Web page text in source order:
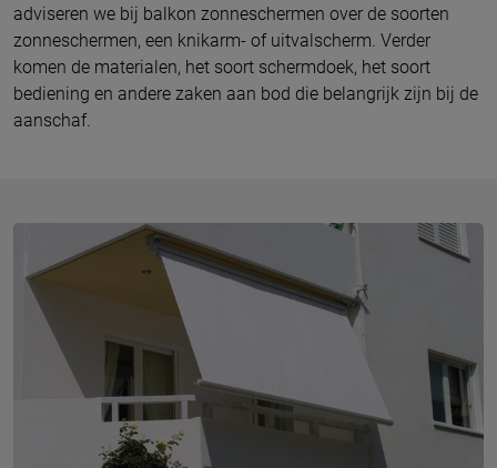
adviseren we bij balkon zonneschermen over de soorten
zonneschermen, een knikarm- of uitvalscherm. Verder
komen de materialen, het soort schermdoek, het soort
bediening en andere zaken aan bod die belangrijk zijn bij de
aanschaf.